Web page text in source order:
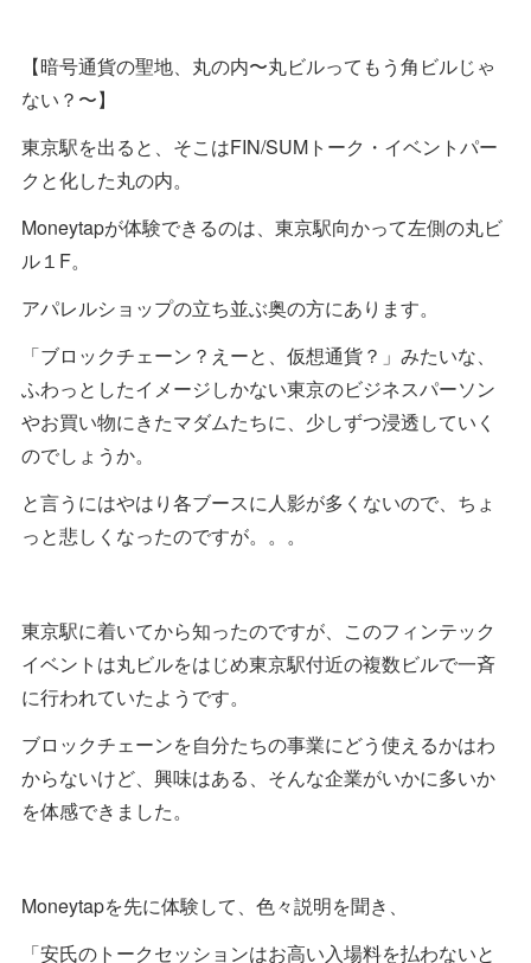
【暗号通貨の聖地、丸の内〜丸ビルってもう角ビルじゃ
ない？〜】
東京駅を出ると、そこはFIN/SUMトーク・イベントパー
クと化した丸の内。
Moneytapが体験できるのは、東京駅向かって左側の丸ビ
ル１F。
アパレルショップの立ち並ぶ奥の方にあります。
「ブロックチェーン？えーと、仮想通貨？」みたいな、
ふわっとしたイメージしかない東京のビジネスパーソン
やお買い物にきたマダムたちに、少しずつ浸透していく
のでしょうか。
と言うにはやはり各ブースに人影が多くないので、ちょ
っと悲しくなったのですが。。。
東京駅に着いてから知ったのですが、このフィンテック
イベントは丸ビルをはじめ東京駅付近の複数ビルで一斉
に行われていたようです。
ブロックチェーンを自分たちの事業にどう使えるかはわ
からないけど、興味はある、そんな企業がいかに多いか
を体感できました。
Moneytapを先に体験して、色々説明を聞き、
「安氏のトークセッションはお高い入場料を払わないと